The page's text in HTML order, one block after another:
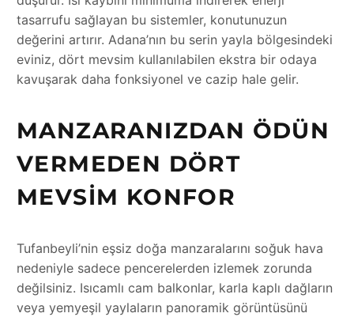
tasarrufu sağlayan bu sistemler, konutunuzun
değerini artırır. Adana’nın bu serin yayla bölgesindeki
eviniz, dört mevsim kullanılabilen ekstra bir odaya
kavuşarak daha fonksiyonel ve cazip hale gelir.
MANZARANIZDAN ÖDÜN
VERMEDEN DÖRT
MEVSIM KONFOR
Tufanbeyli’nin eşsiz doğa manzaralarını soğuk hava
nedeniyle sadece pencerelerden izlemek zorunda
değilsiniz. Isıcamlı cam balkonlar, karla kaplı dağların
veya yemyeşil yaylaların panoramik görüntüsünü